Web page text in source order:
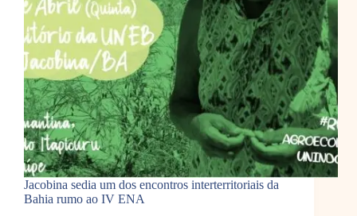
Jacobina sedia um dos encontros interterritoriais da
Bahia rumo ao IV ENA